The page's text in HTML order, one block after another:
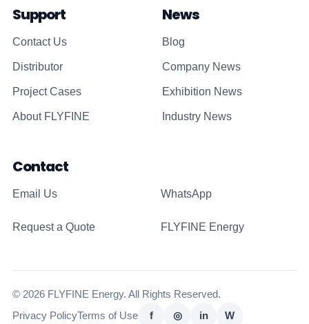
Support
Contact Us
Distributor
Project Cases
About FLYFINE
News
Blog
Company News
Exhibition News
Industry News
Contact
Email Us WhatsApp
Request a Quote FLYFINE Energy
© 2026 FLYFINE Energy. All Rights Reserved.
Privacy PolicyTerms of Use f ◎ in W